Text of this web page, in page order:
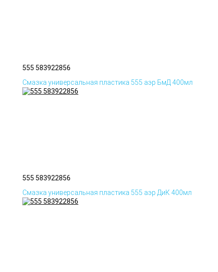
555 583922856
Смазка универсальная пластика 555 аэр БмД 400мл
555 583922856
Смазка универсальная пластика 555 аэр ДиК 400мл